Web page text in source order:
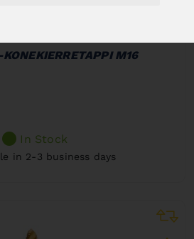
M16
In Stock
in 2-3 business days